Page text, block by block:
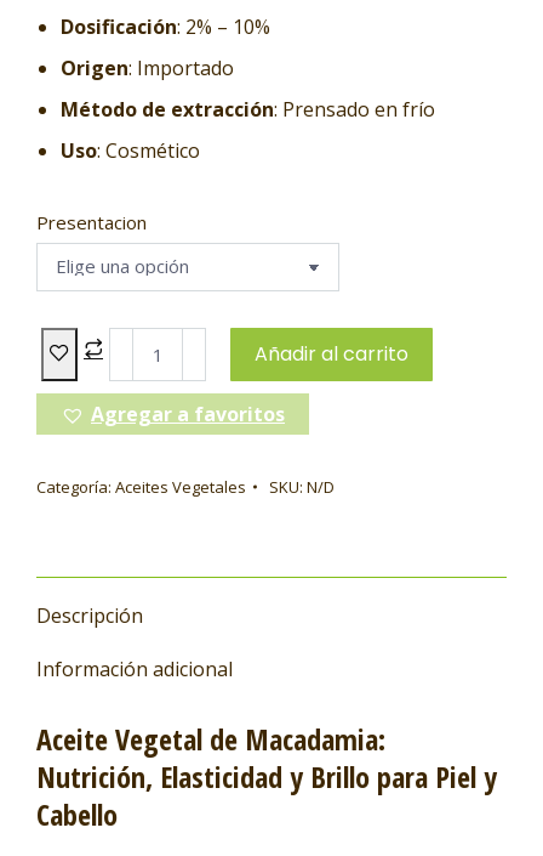
Dosificación: 2% – 10%
Origen: Importado
Método de extracción: Prensado en frío
Uso: Cosmético
Presentacion
Añadir al carrito
Agregar a favoritos
Categoría: Aceites Vegetales SKU: N/D
Descripción
Información adicional
Aceite Vegetal de Macadamia:
Nutrición, Elasticidad y Brillo para Piel y
Cabello